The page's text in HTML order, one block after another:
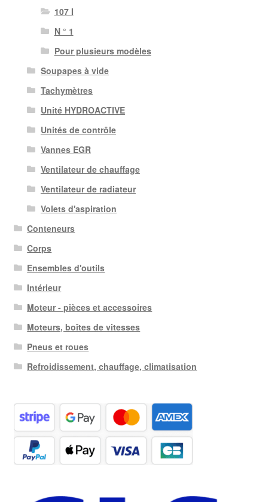
107 I
N ° 1
Pour plusieurs modèles
Soupapes à vide
Tachymètres
Unité HYDROACTIVE
Unités de contrôle
Vannes EGR
Ventilateur de chauffage
Ventilateur de radiateur
Volets d'aspiration
Conteneurs
Corps
Ensembles d'outils
Intérieur
Moteur - pièces et accessoires
Moteurs, boîtes de vitesses
Pneus et roues
Refroidissement, chauffage, climatisation